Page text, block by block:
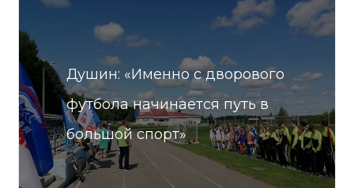
Душин: «Именно с дворового
футбола начинается путь в
большой спорт»